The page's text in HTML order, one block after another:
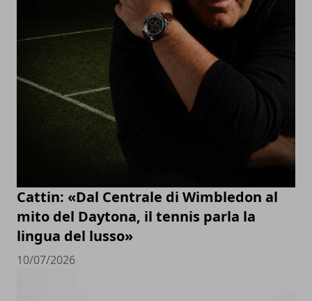
Cattin: «Dal Centrale di Wimbledon al
mito del Daytona, il tennis parla la
lingua del lusso»
10/07/2026